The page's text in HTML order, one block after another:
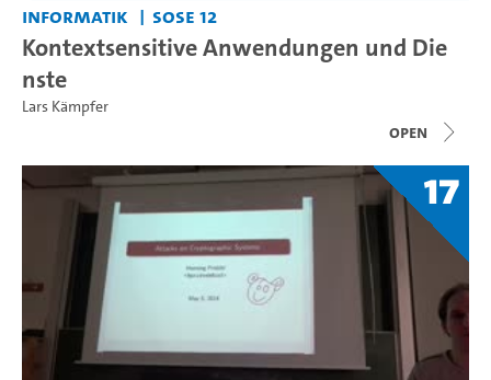
Informatik SoSe 12
Kontextsensitive Anwendungen und Die
nste
Lars Kämpfer
open
17